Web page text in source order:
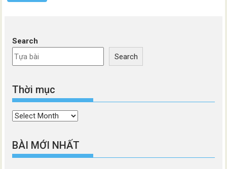
Search
Search
Thời mục
Thời
BÀI MỚI NHẤT